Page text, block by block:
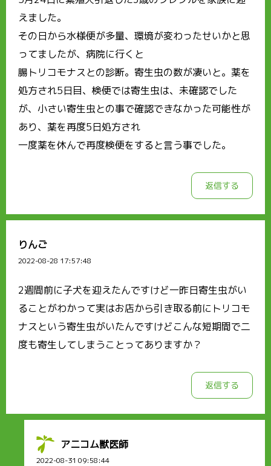
えました。
その日から水様便が多量、環境が変わったせいかと思
ってましたが、病院に行くと
腸トリコモナスとの診断。寄生虫の数が凄いと。薬を
処方され5日目、検便では寄生虫は、未確認でした
が、小さい寄生虫との事で確認できなかった可能性が
あり、薬を再度5日処方され
一度薬を休んで再度検便をすると言う事でした。
返信する
りんご
2022-08-28 17:57:48
2週間前に子犬を迎えたんですけど一昨日寄生虫がい
ることがわかって実はお店から引き取る前にトリコモ
ナスという寄生虫がいたんですけどこんな短期間で二
度も寄生してしまうことってありますか？
返信する
アニコム獣医師
2022-08-31 09:58:44